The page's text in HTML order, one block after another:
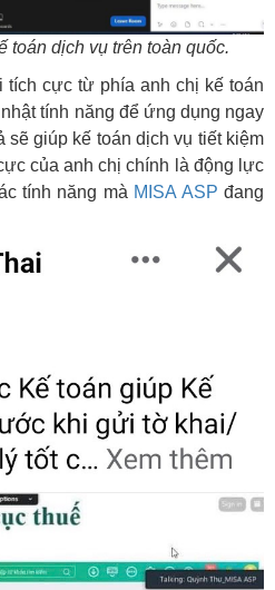
toán dịch vụ trên toàn quốc.
tích cực từ phía anh chị kế toán
tính năng để ứng dụng ngay
giúp kế toán dịch vụ tiết kiệm
của anh chị chính là động lực
tính năng mà MISA ASP đang